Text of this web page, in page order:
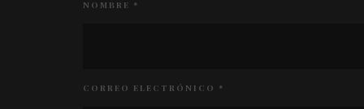
NOMBRE *
CORREO ELECTRÓNICO *